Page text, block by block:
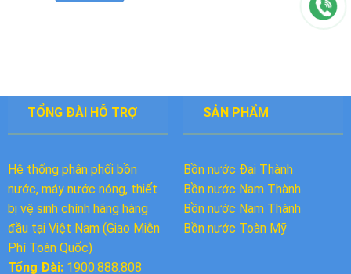
TỔNG ĐÀI HỖ TRỢ
Hệ thống phân phối bồn
nước, máy nước nóng, thiết
bị vệ sinh chính hãng hàng
đầu tại Việt Nam (Giao Miễn
Phí Toàn Quốc)
Tổng Đài: 1900.888.808
SẢN PHẨM
Bồn nước Đại Thành
Bồn nước Nam Thành
Bồn nước Nam Thành
Bồn nước Toàn Mỹ